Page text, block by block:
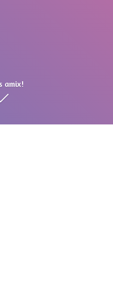
amix!